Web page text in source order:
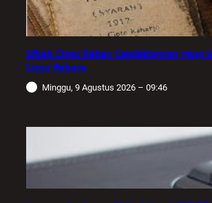
Mbah Cipto Rahar, Cendekiawan yang
Lima Bahasa
Minggu, 9 Agustus 2026 – 09:46